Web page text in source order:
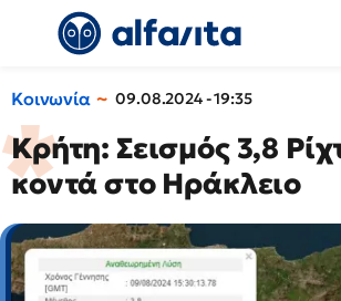
Κοινωνία 09.08.2024 - 19:35
Κρήτη: Σεισμός 3,8
κοντά στο Ηράκλειο